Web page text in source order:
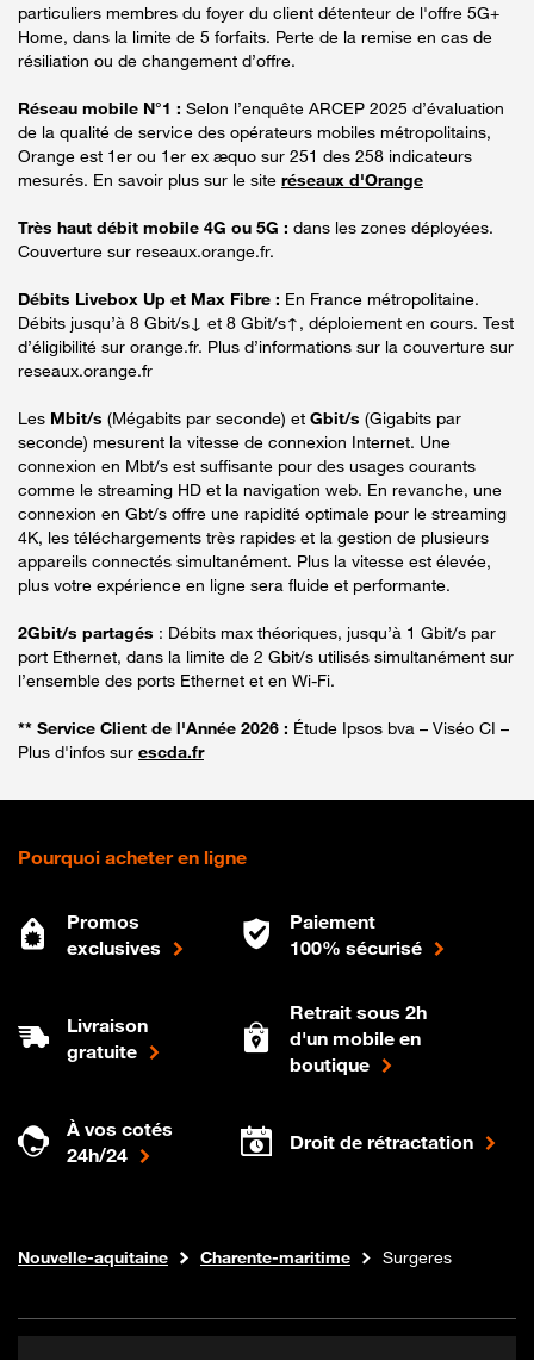
particuliers membres du foyer du client détenteur de l'offre 5G+
Home, dans la limite de 5 forfaits. Perte de la remise en cas de
résiliation ou de changement d’offre.
Réseau mobile N°1 : Selon l’enquête ARCEP 2025 d’évaluation
de la qualité de service des opérateurs mobiles métropolitains,
Orange est 1er ou 1er ex æquo sur 251 des 258 indicateurs
mesurés. En savoir plus sur le site réseaux d'Orange
Très haut débit mobile 4G ou 5G : dans les zones déployées.
Couverture sur reseaux.orange.fr.
Débits Livebox Up et Max Fibre : En France métropolitaine.
Débits jusqu’à 8 Gbit/s↓ et 8 Gbit/s↑, déploiement en cours. Test
d’éligibilité sur orange.fr. Plus d’informations sur la couverture sur
reseaux.orange.fr
Les Mbit/s (Mégabits par seconde) et Gbit/s (Gigabits par
seconde) mesurent la vitesse de connexion Internet. Une
connexion en Mbt/s est suffisante pour des usages courants
comme le streaming HD et la navigation web. En revanche, une
connexion en Gbt/s offre une rapidité optimale pour le streaming
4K, les téléchargements très rapides et la gestion de plusieurs
appareils connectés simultanément. Plus la vitesse est élevée,
plus votre expérience en ligne sera fluide et performante.
2Gbit/s partagés : Débits max théoriques, jusqu’à 1 Gbit/s par
port Ethernet, dans la limite de 2 Gbit/s utilisés simultanément sur
l’ensemble des ports Ethernet et en Wi-Fi.
** Service Client de l'Année 2026 : Étude Ipsos bva – Viséo CI –
Plus d'infos sur escda.fr
Pourquoi acheter en ligne
Promos
exclusives
Paiement
100% sécurisé
Livraison
gratuite
Retrait sous 2h
d'un mobile en
boutique
À vos cotés
24h/24
Droit de rétractation
Boutique Orange
Internet fibre
Nouvelle-aquitaine Charente-maritime Surgeres